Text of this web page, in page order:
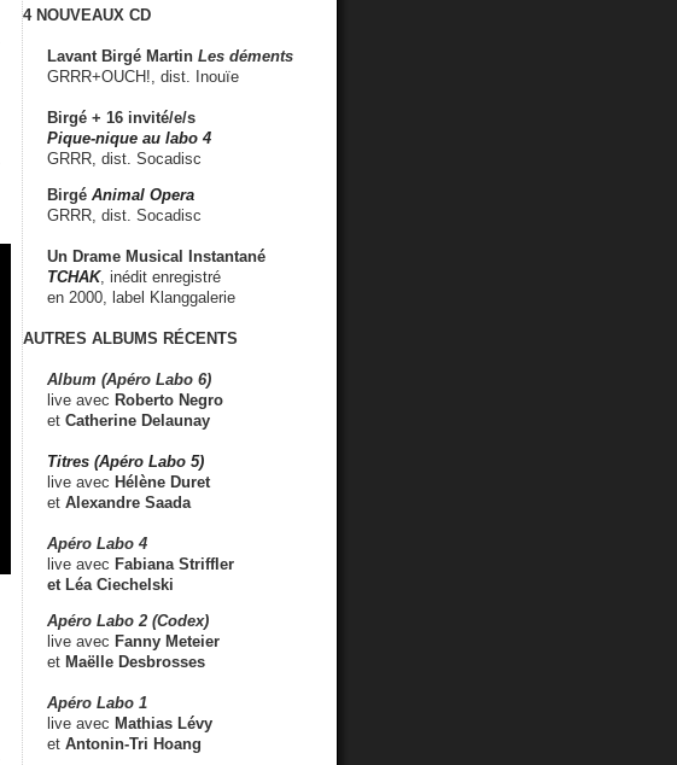
4 NOUVEAUX CD
Lavant Birgé Martin Les déments
GRRR+OUCH!, dist. Inouïe
Birgé + 16 invité/e/s
Pique-nique au labo 4
GRRR, dist. Socadisc
Birgé Animal Opera
GRRR, dist. Socadisc
Un Drame Musical Instantané
TCHAK, inédit enregistré
en 2000, label Klanggalerie
AUTRES ALBUMS RÉCENTS
Album (Apéro Labo 6)
live avec Roberto Negro
et Catherine Delaunay
Titres (Apéro Labo 5)
live avec Hélène Duret
et Alexandre Saada
Apéro Labo 4
live avec Fabiana Striffler
et Léa Ciechelski
Apéro Labo 2 (Codex)
live avec Fanny Meteier
et Maëlle Desbrosses
Apéro Labo 1
live avec Mathias Lévy
et Antonin-Tri Hoang